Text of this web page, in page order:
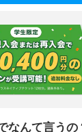
なんて言うの